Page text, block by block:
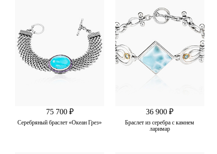
75 700 ₽
Серебряный браслет «Океан Грез»
36 900 ₽
Браслет из серебра с камнем
ларимар